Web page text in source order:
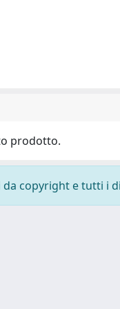
prodotto.
copyright e tutti i